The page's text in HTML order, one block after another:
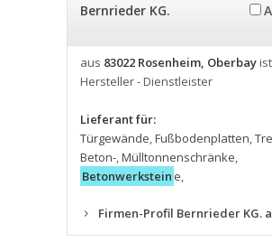
Bernrieder KG.
aus 83022 Rosenheim, Oberbayist
Hersteller - Dienstleister
Lieferant für:
Türgewände,Fußbodenplatten,
Beton-,Mülltonnenschränke,
Betonwerkstein e,
Firmen-Profil Bernrieder KG.